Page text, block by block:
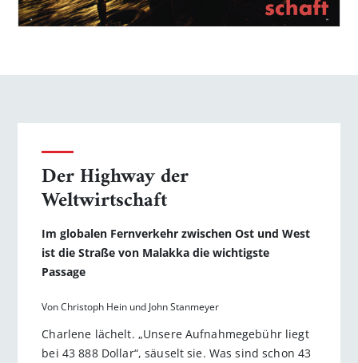
Der Highway der
Weltwirtschaft
Im globalen Fernverkehr zwischen Ost und West
ist die Straße von Malakka die wichtigste
Passage
Von Christoph Hein und John Stanmeyer
Charlene lächelt. „Unsere Aufnahmegebühr liegt
bei 43 888 Dollar“, säuselt sie. Was sind schon 43